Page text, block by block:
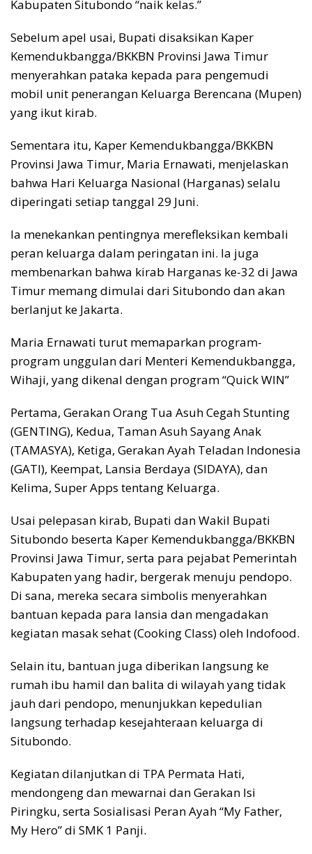
Kabupaten Situbondo “naik kelas.”
Sebelum apel usai, Bupati disaksikan Kaper
Kemendukbangga/BKKBN Provinsi Jawa Timur
menyerahkan pataka kepada para pengemudi
mobil unit penerangan Keluarga Berencana (Mupen)
yang ikut kirab.
Sementara itu, Kaper Kemendukbangga/BKKBN
Provinsi Jawa Timur, Maria Ernawati, menjelaskan
bahwa Hari Keluarga Nasional (Harganas) selalu
diperingati setiap tanggal 29 Juni.
Ia menekankan pentingnya merefleksikan kembali
peran keluarga dalam peringatan ini. Ia juga
membenarkan bahwa kirab Harganas ke-32 di Jawa
Timur memang dimulai dari Situbondo dan akan
berlanjut ke Jakarta.
Maria Ernawati turut memaparkan program-
program unggulan dari Menteri Kemendukbangga,
Wihaji, yang dikenal dengan program “Quick WIN”
Pertama, Gerakan Orang Tua Asuh Cegah Stunting
(GENTING), Kedua, Taman Asuh Sayang Anak
(TAMASYA), Ketiga, Gerakan Ayah Teladan Indonesia
(GATI), Keempat, Lansia Berdaya (SIDAYA), dan
Kelima, Super Apps tentang Keluarga.
Usai pelepasan kirab, Bupati dan Wakil Bupati
Situbondo beserta Kaper Kemendukbangga/BKKBN
Provinsi Jawa Timur, serta para pejabat Pemerintah
Kabupaten yang hadir, bergerak menuju pendopo.
Di sana, mereka secara simbolis menyerahkan
bantuan kepada para lansia dan mengadakan
kegiatan masak sehat (Cooking Class) oleh Indofood.
Selain itu, bantuan juga diberikan langsung ke
rumah ibu hamil dan balita di wilayah yang tidak
jauh dari pendopo, menunjukkan kepedulian
langsung terhadap kesejahteraan keluarga di
Situbondo.
Kegiatan dilanjutkan di TPA Permata Hati,
mendongeng dan mewarnai dan Gerakan Isi
Piringku, serta Sosialisasi Peran Ayah “My Father,
My Hero” di SMK 1 Panji.